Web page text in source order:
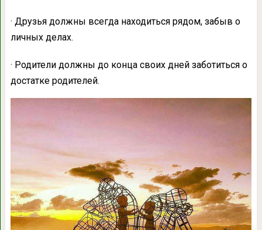
· Друзья должны всегда находиться рядом, забыв о
личных делах.
· Родители должны до конца своих дней заботиться о
достатке родителей.